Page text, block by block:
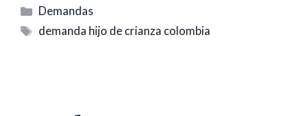
Categorías
Demandas
Etiquetas
demanda hijo de crianza colombia